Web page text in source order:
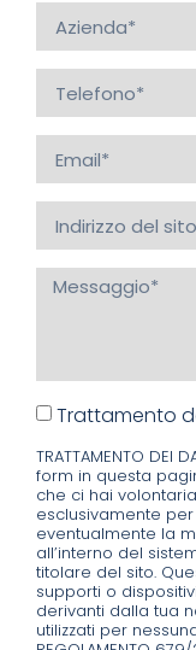
Trattamento
TRATTAMENTO DEI
form in questa
che ci hai
esclusivamente
eventualmente la
all’interno del
titolare del sito.
supporti o
derivanti dalla tua
utilizzati per nessuna